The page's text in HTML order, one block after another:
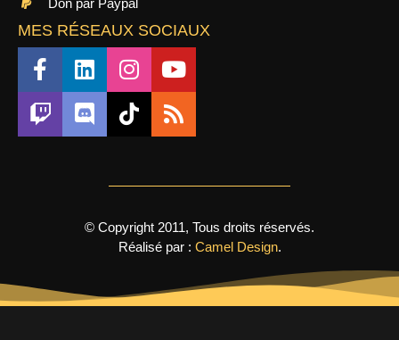
MES RÉSEAUX SOCIAUX
© Copyright 2011, Tous droits réservés.
Réalisé par : Camel Design.